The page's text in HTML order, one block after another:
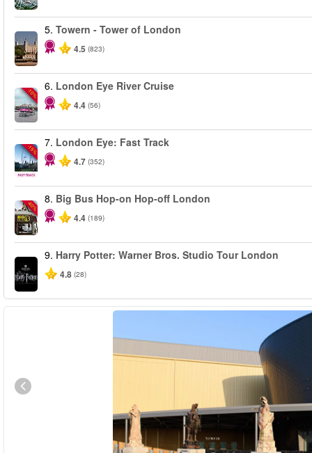
5. Towern - Tower of London
4.5 (823)
-10%
6. London Eye River Cruise
4.4 (56)
-15%
7. London Eye: Fast Track
4.7 (352)
-40%
8. Big Bus Hop-on Hop-off London
4.4 (189)
9. Harry Potter: Warner Bros. Studio Tour London
4.8 (28)